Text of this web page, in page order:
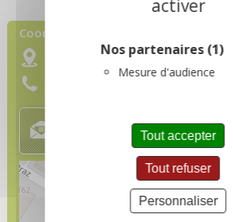
activer
Nos partenaires(1)
Mesure d'audience
Tout accepter
Tout refuser
Personnaliser
Coordonnées :
Avenue de la Vallée d'Or73450Valloire